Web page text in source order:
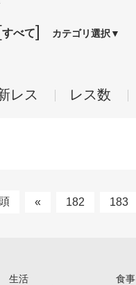
すべて] カテゴリ選択▼
レス レス数
« 182 183
生活
食事